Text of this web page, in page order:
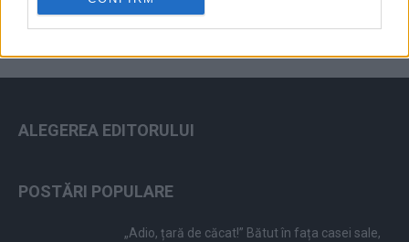
ALEGEREA EDITORULUI
POSTĂRI POPULARE
„Adio, țară de căcat!” Bătut în fața casei sale,